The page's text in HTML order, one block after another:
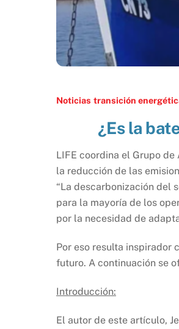
Noticias transición
¿Es la
LIFE coordina el Grupo
la reducción de las
“La descarbonización del
para la mayoría de los
por la necesidad de
Por eso resulta inspirador
futuro. A continuación se
Introducción:
El autor de este artículo,